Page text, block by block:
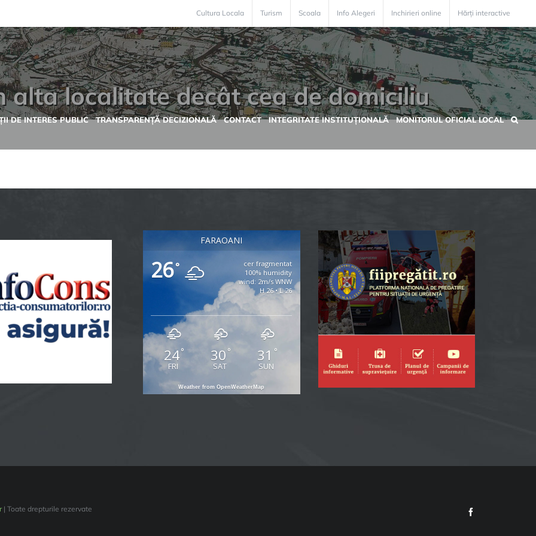
Cultura Locala Turism Scoala Info Alegeri Inchirieri online Hărți interactive
DE INTERES PUBLIC TRANSPARENȚĂ DECIZIONALĂ CONTACT INTEGRITATE INSTITUȚIONALĂ MONITORUL OFICIAL LOCAL
alta localitate decât cea de domiciliu
FARAOANI
26°
cer fragmentat
100% humidity
wind: 2m/s WNW
H 26 • L 26
24°
FRI
30 °
SAT
31 °
SUN
Weather from OpenWeatherMap
| Toate drepturile rezervate